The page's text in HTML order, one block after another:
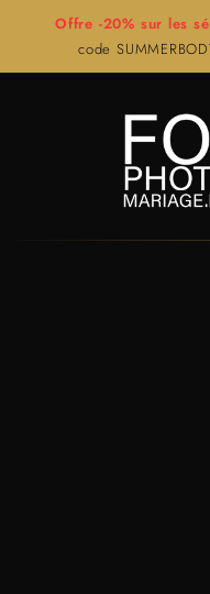
Offre -20% sur les
code